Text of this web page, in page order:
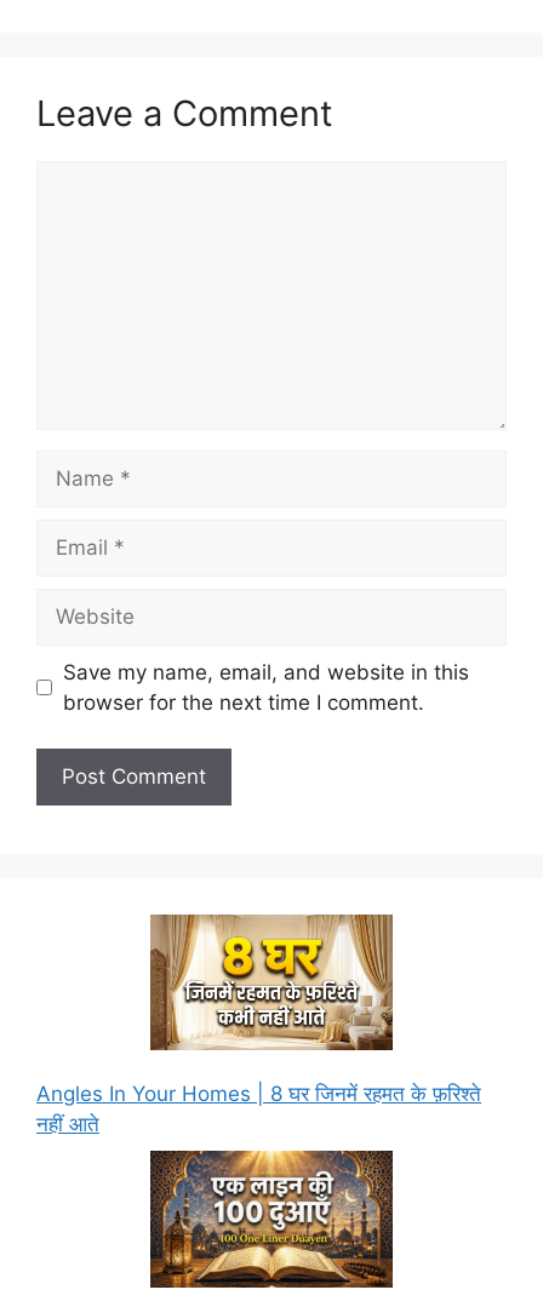
Leave a Comment
Save my name, email, and website in this
browser for the next time I comment.
Angles In Your Homes | 8 घर जिनमें रहमत के फ़रिश्ते
नहीं आते